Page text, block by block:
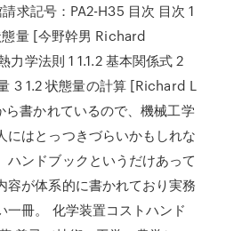
求記号：PA2-H35 目次 目次 1
態量 [今野幹男 Richard
力学法則 1 1.1.2 基本関係式 2
3 1.2 状態量の計算 [Richard L
ら書かれているので、機械工学
にはとっつきづらいかもしれな
ハンドブックというだけあって
容が体系的に書かれており実務
一冊。 化学装置コストハンド